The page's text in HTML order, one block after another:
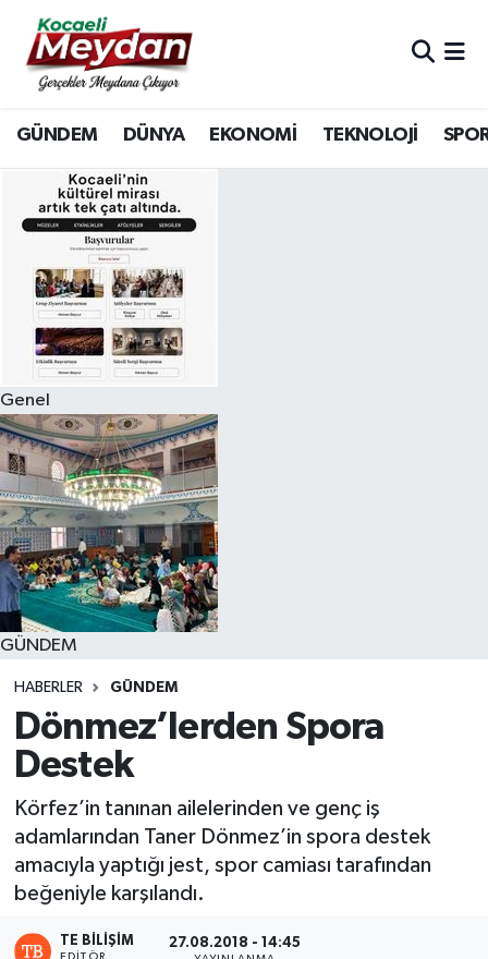
GÜNDEM DÜNYA EKONOMİ TEKNOLOJİ
Genel
GÜNDEM
HABERLER GÜNDEM
Dönmez’lerden Spora
Destek
Körfez’in tanınan ailelerinden ve genç iş
adamlarından Taner Dönmez’in spora destek
amacıyla yaptığı jest, spor camiası tarafından
beğeniyle karşılandı.
TE BILIŞIM
EDITÖR
27.08.2018 - 14:45
Nöbetçi Eczaneler
Hava Durumu
Trafik Durumu
Süper Lig Puan Durumu ve Fikstür
Tüm Manşetler
Son Dakika Haberleri
Haber Arşivi